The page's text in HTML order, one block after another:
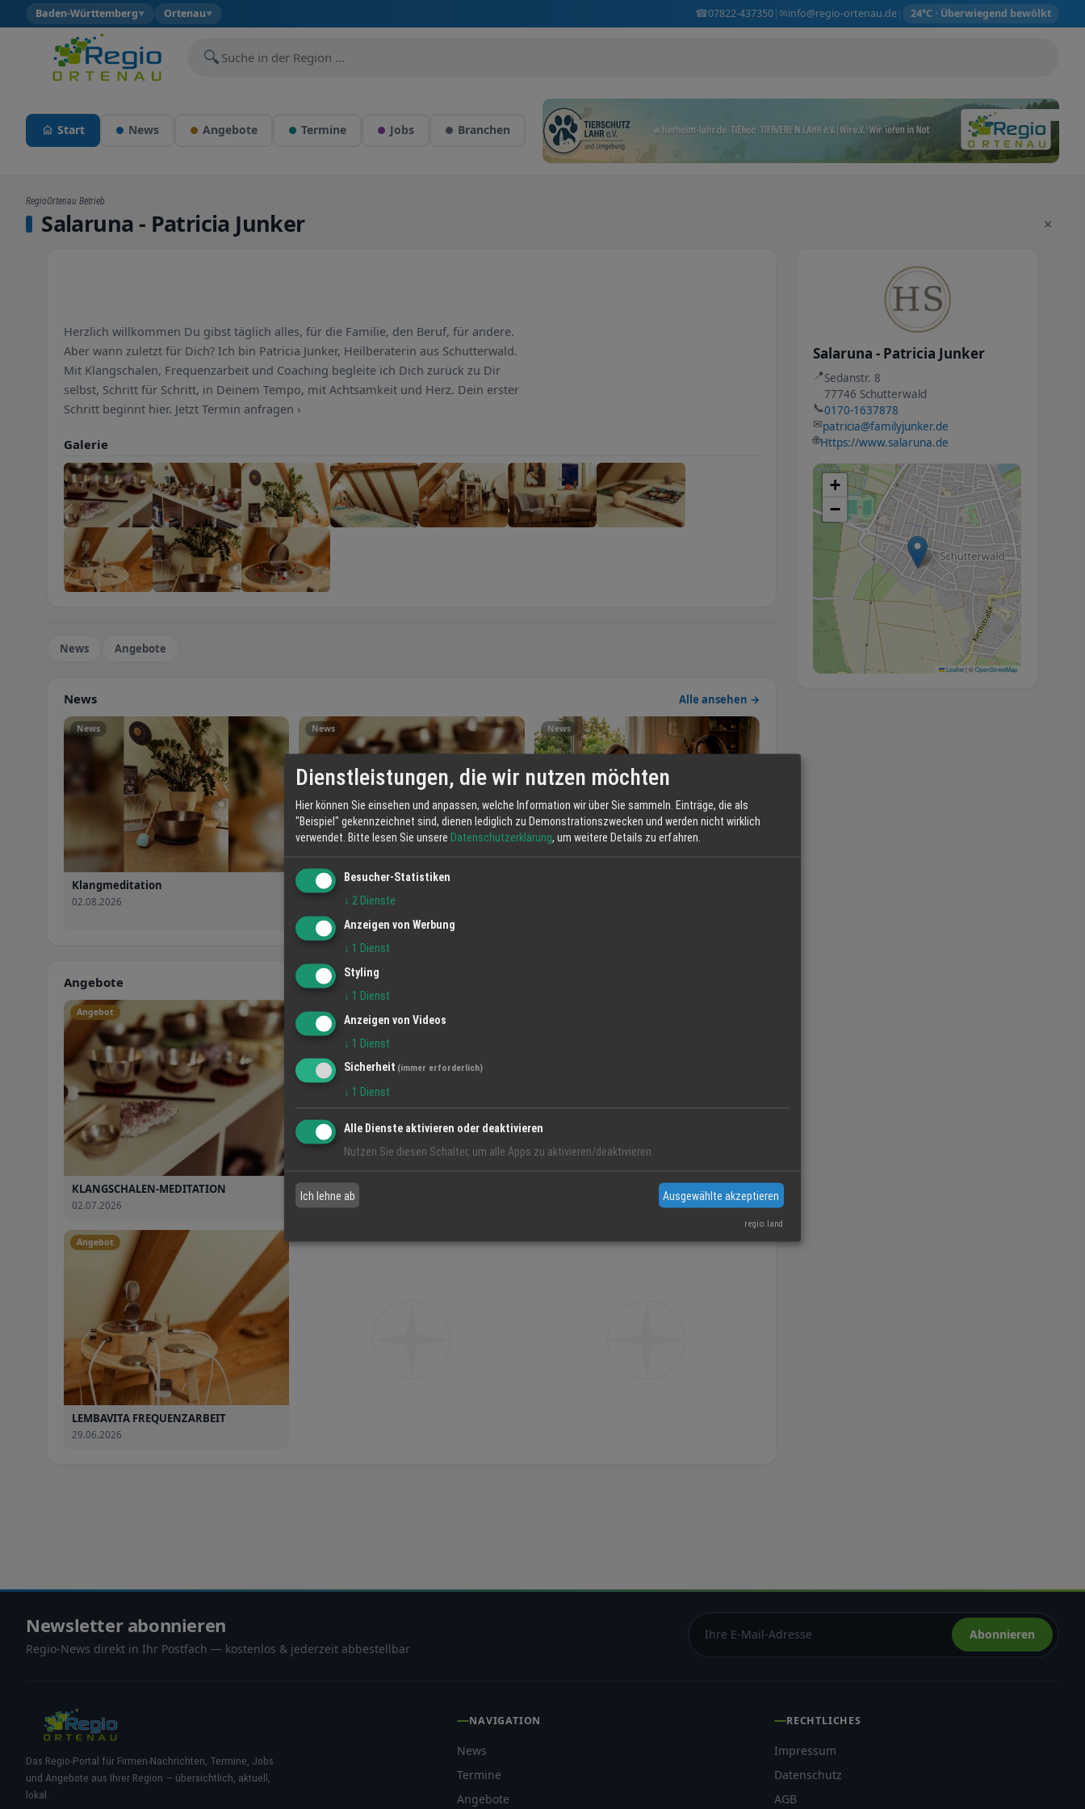
Baden-Württemberg▼ Ortenau▼ ☎07822-437350| ✉info@regio-ortenau.de| 24°C · Überwiegend bewölkt
🔍
Start News Angebote Termine Jobs Branchen
RegioOrtenau Betrieb
Salaruna - Patricia Junker ×
Herzlich willkommen Du gibst täglich alles, für die Familie, den Beruf, für andere.
Aber wann zuletzt für Dich? Ich bin Patricia Junker, Heilberaterin aus Schutterwald.
Mit Klangschalen, Frequenzarbeit und Coaching begleite ich Dich zurück zu Dir
selbst, Schritt für Schritt, in Deinem Tempo, mit Achtsamkeit und Herz. Dein erster
Schritt beginnt hier. Jetzt Termin anfragen ›
Galerie
News Angebote
News Alle ansehen →
News
Klangmeditation
02.08.2026
News
Jetzt in Schutterwald: Wenn Klang heilt
und Stille spricht
02.08.2026
News
Angebote
Angebot
KLANGSCHALEN-MEDITATION
02.07.2026
Angebot
KLANGMASSAGE
02.07.2026
TRANSFORMATIONS-MASSAGE
Angebot
LEMBAVITA FREQUENZARBEIT
29.06.2026
Salaruna - Patricia Junker
📍Sedanstr. 8
77746 Schutterwald
📞0170-1637878
✉patricia@familyjunker.de
🌐Https://www.salaruna.de
+
−
Leaflet| ©OpenStreetMap
Newsletter abonnieren
Regio-News direkt in Ihr Postfach — kostenlos & jederzeit abbestellbar
Abonnieren
Das Regio-Portal für Firmen-Nachrichten, Termine, Jobs
und Angebote aus Ihrer Region — übersichtlich, aktuell,
lokal.
NAVIGATION
News
Termine
Angebote
RECHTLICHES
Impressum
Datenschutz
AGB
Dienstleistungen, die wir nutzen möchten
Hier können Sie einsehen und anpassen, welche Information wir über Sie sammeln. Einträge, die als
"Beispiel" gekennzeichnet sind, dienen lediglich zu Demonstrationszwecken und werden nicht wirklich
verwendet. Bitte lesen Sie unsere Datenschutzerklärung, um weitere Details zu erfahren.
Besucher-Statistiken
↓ 2 Dienste
Anzeigen von Werbung
↓ 1 Dienst
Styling
↓ 1 Dienst
Anzeigen von Videos
↓ 1 Dienst
Sicherheit (immer erforderlich)
↓ 1 Dienst
Alle Dienste aktivieren oder deaktivieren
Nutzen Sie diesen Schalter, um alle Apps zu aktivieren/deaktivieren.
Ich lehne ab Ausgewählte akzeptieren
regio.land